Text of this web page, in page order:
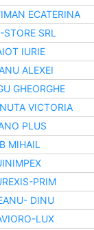
ECATERINA
SRL
IURIE
ALEXEI
GHEORGHE
VICTORIA
PLUS
MIHAIL
PRIM
DINU
LUX